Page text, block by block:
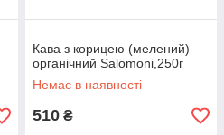
Кава з корицею (мелений)
органічний Salomoni,250г
Немає в наявності
510 ₴